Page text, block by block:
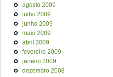
agosto 2009
julho 2009
junho 2009
maio 2009
abril 2009
fevereiro 2009
janeiro 2009
dezembro 2008